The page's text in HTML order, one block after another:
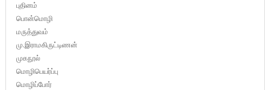
புதினம்
பொன்மொழி
மருத்துவம்
மு.இராமகிருட்டிணன்
முகநூல்
மொழிபெயர்ப்பு
மொழிப்போர்